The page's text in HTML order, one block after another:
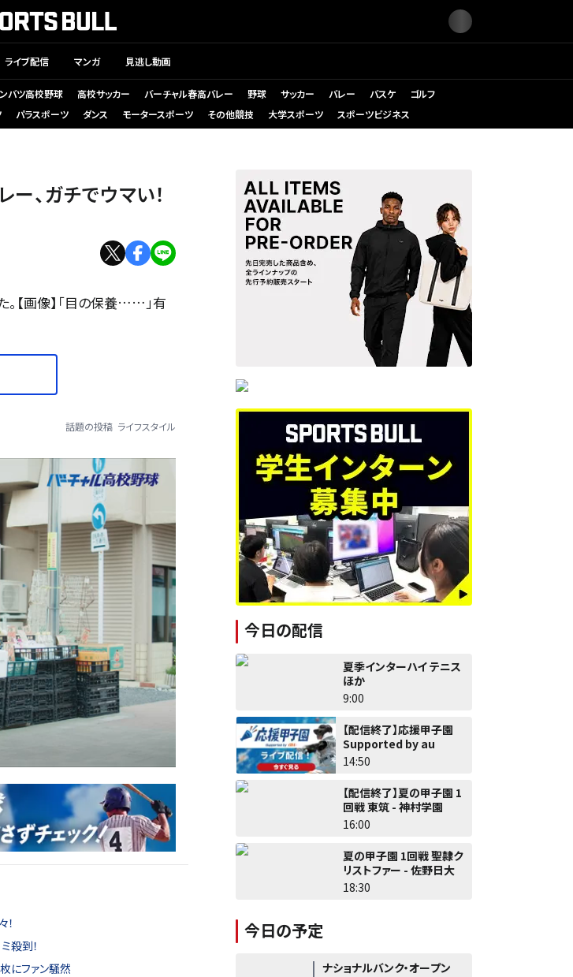
ライブ配信 マンガ 見逃し動画
バツ高校野球 高校サッカー バーチャル春高バレー 野球 サッカー バレー バスケ
ゴルフ
パラスポーツ ダンス モータースポーツ その他競技 大学スポーツ スポーツビジネス
、ガチでウマい！
【画像】「目の保養……」有
話題の投稿 ライフスタイル
殺到！
にファン騒然
今日の配信
夏季インターハイ テニス
ほか
9:00
【配信終了】応援甲子園
Supported by au
14:50
【配信終了】夏の甲子園 1
回戦 東筑 - 神村学園
16:00
夏の甲子園 1回戦 聖隷ク
リストファー - 佐野日大
18:30
今日の予定
ナショナルバンク・オープン